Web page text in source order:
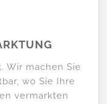
Wir machen Sie
wo Sie Ihre
vermarkten